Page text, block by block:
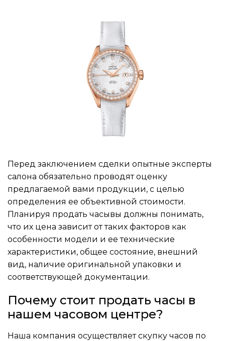
Перед заключением сделки опытные эксперты
салона обязательно проводят оценку
предлагаемой вами продукции, с целью
определения ее объективной стоимости.
Планируя продать часывы должны понимать,
что их цена зависит от таких факторов как
особенности модели и ее технические
характеристики, общее состояние, внешний
вид, наличие оригинальной упаковки и
соответствующей документации.
Почему стоит продать часы в
нашем часовом центре?
Наша компания осуществляет скупку часов по